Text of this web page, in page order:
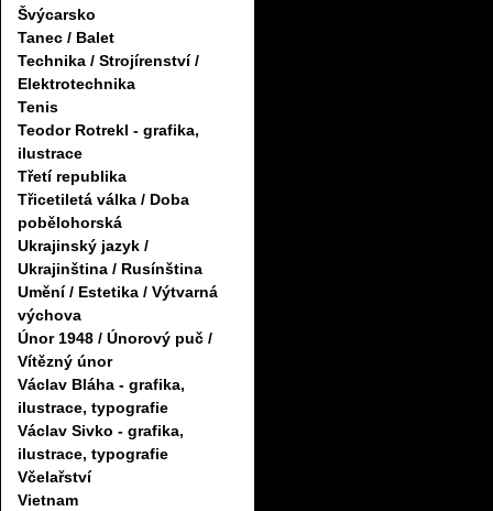
Švýcarsko
Tanec / Balet
Technika / Strojírenství /
Elektrotechnika
Tenis
Teodor Rotrekl - grafika,
ilustrace
Třetí republika
Třicetiletá válka / Doba
pobělohorská
Ukrajinský jazyk /
Ukrajinština / Rusínština
Umění / Estetika / Výtvarná
výchova
Únor 1948 / Únorový puč /
Vítězný únor
Václav Bláha - grafika,
ilustrace, typografie
Václav Sivko - grafika,
ilustrace, typografie
Včelařství
Vietnam